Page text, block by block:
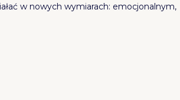
w nowych wymiarach: emocjonalnym,